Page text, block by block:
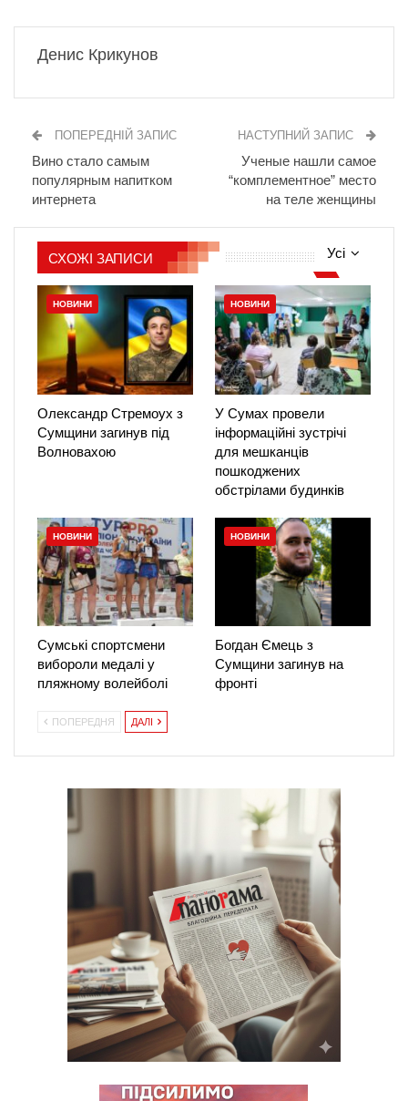
Денис Крикунов
ПОПЕРЕДНІЙ ЗАПИС
Вино стало самым
популярным напитком
интернета
НАСТУПНИЙ ЗАПИС
Ученые нашли самое
“комплементное” место
на теле женщины
Усі
СХОЖІ ЗАПИСИ
НОВИНИ
Олександр Стремоух з
Сумщини загинув під
Волновахою
НОВИНИ
У Сумах провели
інформаційні зустрічі
для мешканців
пошкоджених
обстрілами будинків
НОВИНИ
Сумські спортсмени
вибороли медалі у
пляжному волейболі
НОВИНИ
Богдан Ємець з
Сумщини загинув на
фронті
ПОПЕРЕДНЯ ДАЛІ